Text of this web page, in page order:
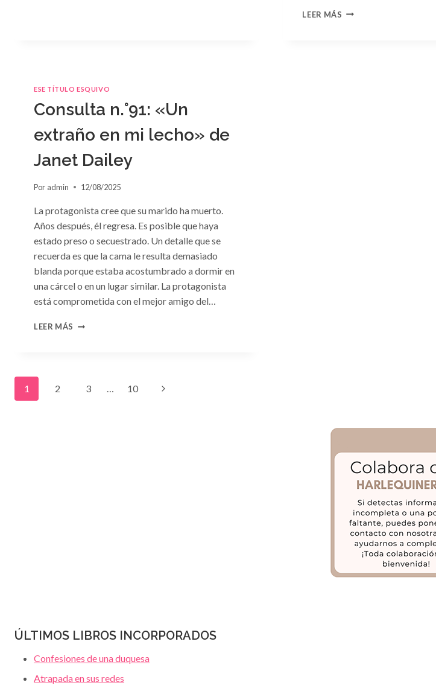
LEER MÁS CONSULTA
ESE TÍTULO ESQUIVO
Consulta n.°91: «Un
extraño en mi lecho» de
Janet Dailey
Por admin 12/08/2025
La protagonista cree que su marido ha muerto.
Años después, él regresa. Es posible que haya
estado preso o secuestrado. Un detalle que se
recuerda es que la cama le resulta demasiado
blanda porque estaba acostumbrado a dormir en
una cárcel o en un lugar similar. La protagonista
está comprometida con el mejor amigo del…
LEER MÁS CONSULTA
Navegación
1 2 3 … 10
Siguiente
ÚLTIMOS LIBROS INCORPORADOS
Confesiones de una duquesa
Atrapada en sus redes